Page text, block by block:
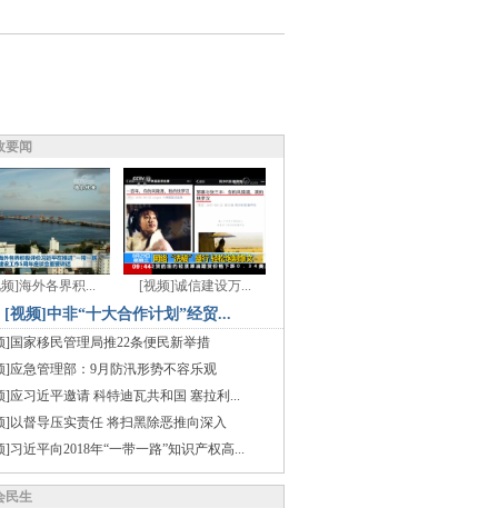
要闻
]海外各界积... [视频]诚信建设万...
[视频]中非“十大合作计划”经贸...
]国家移民管理局推22条便民新举措
]应急管理部：9月防汛形势不容乐观
]应习近平邀请 科特迪瓦共和国 塞拉利...
]以督导压实责任 将扫黑除恶推向深入
]习近平向2018年“一带一路”知识产权高...
民生